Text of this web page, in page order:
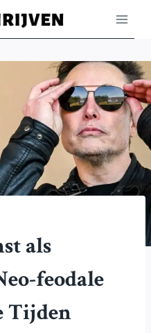
als
feodale
Tijden